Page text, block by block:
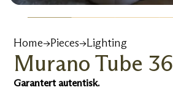
Home→Pieces→Lighting
Murano Tube 36
Garantert autentisk.